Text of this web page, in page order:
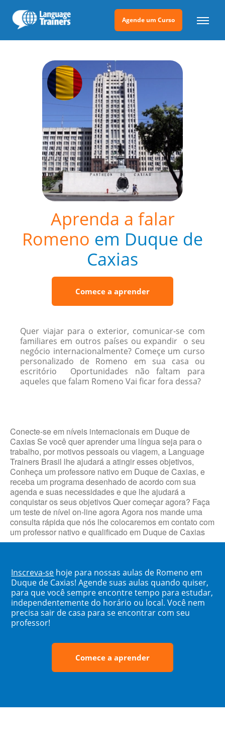
Agende um Curso
Aprenda a falar
Romeno em Duque de
Caxias
Comece a aprender
Quer viajar para o exterior, comunicar-se com
familiares em outros países ou expandir o seu
negócio internacionalmente? Começe um curso
personalizado de Romeno em sua casa ou
escritório Oportunidades não faltam para
aqueles que falam Romeno Vai ficar fora dessa?
Conecte-se em níveis internacionais em Duque de
Caxias Se você quer aprender uma língua seja para o
trabalho, por motivos pessoais ou viagem, a Language
Trainers Brasil lhe ajudará a atingir esses objetivos,
Conheça um professore nativo em Duque de Caxias, e
receba um programa desenhado de acordo com sua
agenda e suas necessidades e que lhe ajudará a
conquistar os seus objetivos Quer começar agora? Faça
um teste de nível on-line agora Agora nos mande uma
consulta rápida que nós lhe colocaremos em contato com
um professor nativo e qualificado em Duque de Caxias
Inscreva-se hoje para nossas aulas de Romeno em
Duque de Caxias! Agende suas aulas quando quiser,
para que você sempre encontre tempo para estudar,
independentemente do horário ou local. Você nem
precisa sair de casa para se encontrar com seu
professor!
Comece a aprender